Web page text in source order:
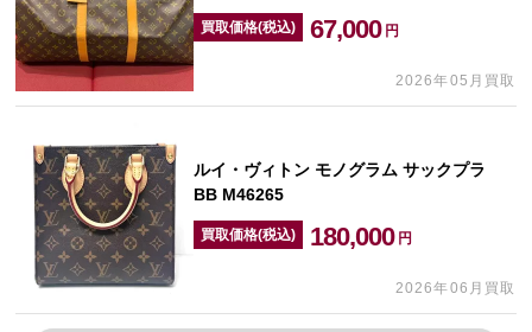
買取価格(税込) 67,000 円
2026年05月買取
ルイ・ヴィトン モノグラム サックプラ
BB M46265
買取価格(税込) 180,000 円
2026年06月買取